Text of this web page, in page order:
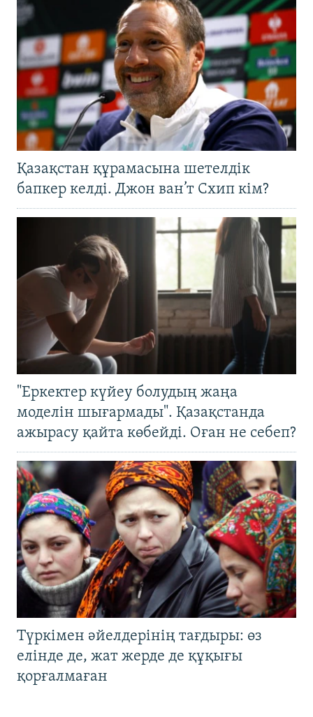
Қазақстан құрамасына шетелдік
бапкер келді. Джон ван’т Схип кім?
"Еркектер күйеу болудың жаңа
моделін шығармады". Қазақстанда
ажырасу қайта көбейді. Оған не себеп?
Түркімен әйелдерінің тағдыры: өз
елінде де, жат жерде де құқығы
қорғалмаған